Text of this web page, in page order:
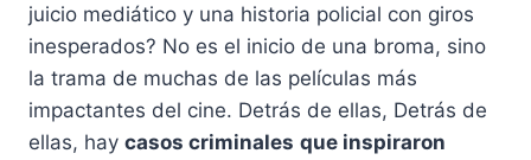
juicio mediático y una historia policial con giros
inesperados? No es el inicio de una broma, sino
la trama de muchas de las películas más
impactantes del cine. Detrás de ellas, Detrás de
ellas, hay casos criminales que inspiraron